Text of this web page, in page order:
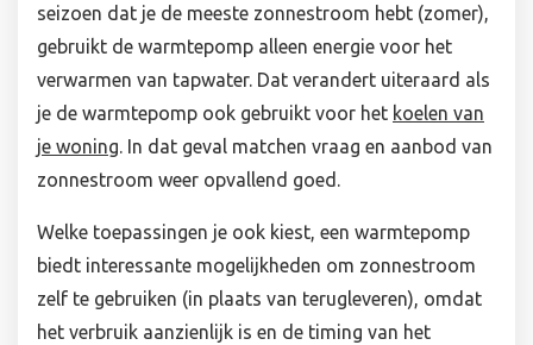
seizoen dat je de meeste zonnestroom hebt (zomer),
gebruikt de warmtepomp alleen energie voor het
verwarmen van tapwater. Dat verandert uiteraard als
je de warmtepomp ook gebruikt voor het koelen van
je woning . In dat geval matchen vraag en aanbod van
zonnestroom weer opvallend goed.
Welke toepassingen je ook kiest, een warmtepomp
biedt interessante mogelijkheden om zonnestroom
zelf te gebruiken (in plaats van terugleveren), omdat
het verbruik aanzienlijk is en de timing van het